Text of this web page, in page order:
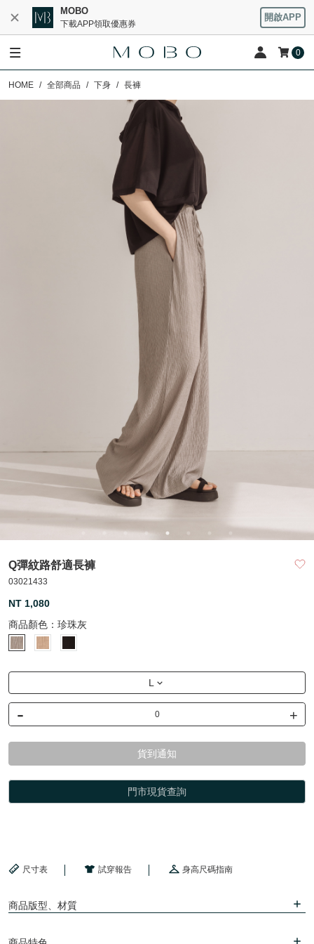
MOBO
下載APP領取優惠券
開啟APP
0
HOME 全部商品 下身 長褲
Q彈紋路舒適長褲
03021433
NT 1,080
商品顏色： 珍珠灰
L
- +
貨到通知
門市現貨查詢
尺寸表 試穿報告 身高尺碼指南
商品版型、材質